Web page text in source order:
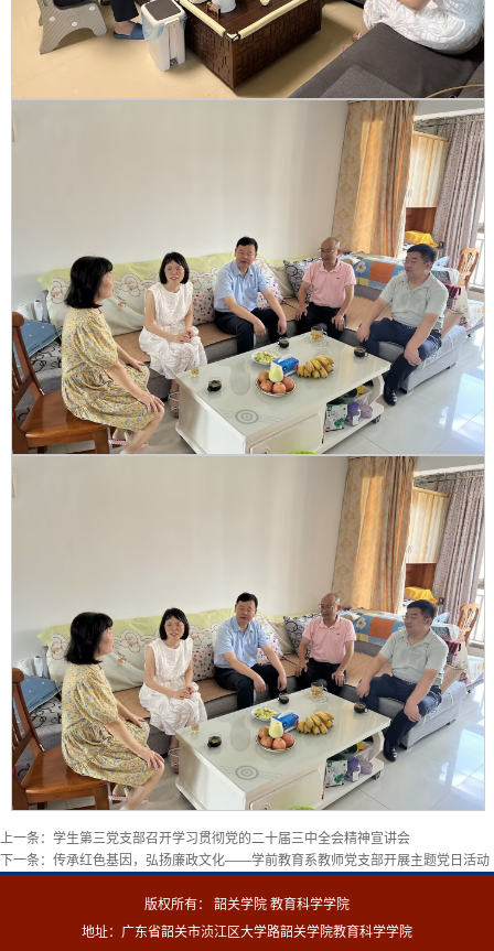
上一条： 学生第三党支部召开学习贯彻党的二十届三中全会精神宣讲会
下一条： 传承红色基因，弘扬廉政文化——学前教育系教师党支部开展主题党日活动
版权所有： 韶关学院 教育科学学院
地址：广东省韶关市浈江区大学路韶关学院教育科学学院